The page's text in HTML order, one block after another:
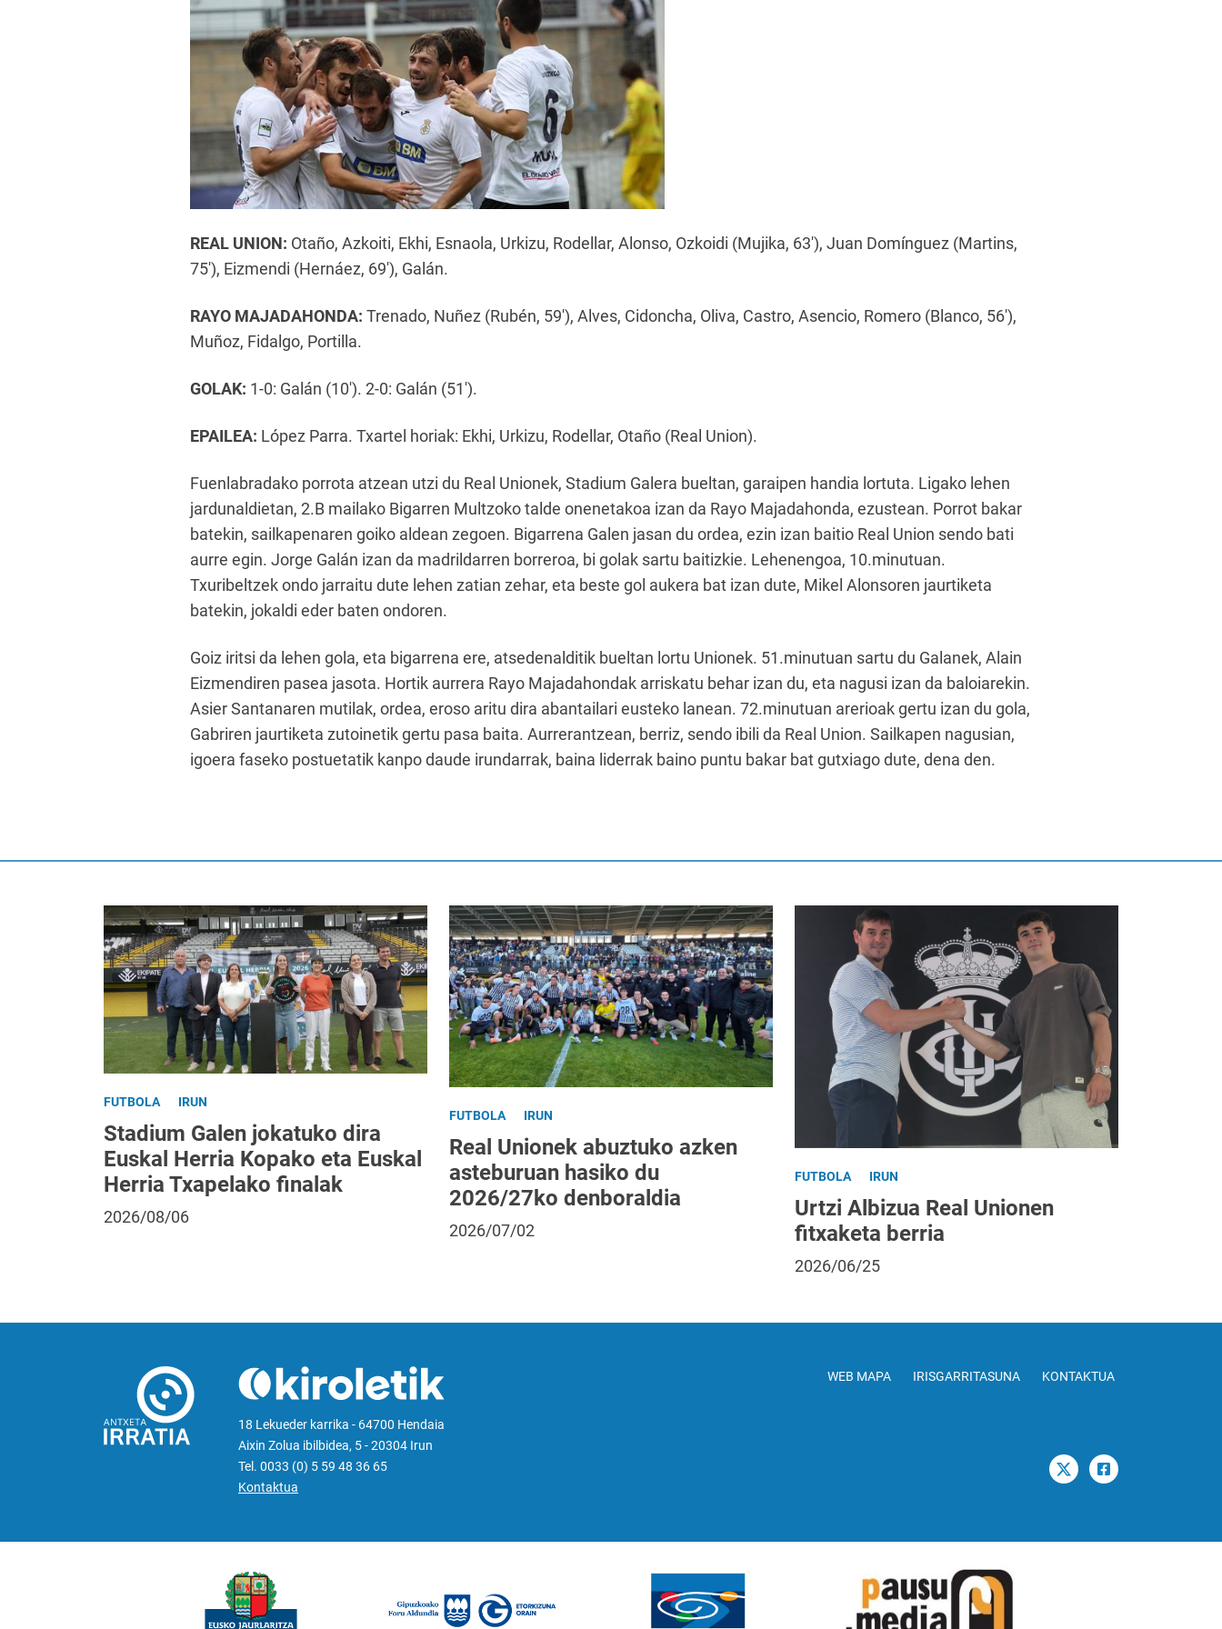
REAL UNION: Otaño, Azkoiti, Ekhi, Esnaola, Urkizu, Rodellar, Alonso, Ozkoidi (Mujika, 63'), Juan Domínguez (Martins,
75'), Eizmendi (Hernáez, 69'), Galán.
RAYO MAJADAHONDA: Trenado, Nuñez (Rubén, 59'), Alves, Cidoncha, Oliva, Castro, Asencio, Romero (Blanco, 56'),
Muñoz, Fidalgo, Portilla.
GOLAK: 1-0: Galán (10'). 2-0: Galán (51').
EPAILEA: López Parra. Txartel horiak: Ekhi, Urkizu, Rodellar, Otaño (Real Union).
Fuenlabradako porrota atzean utzi du Real Unionek, Stadium Galera bueltan, garaipen handia lortuta. Ligako lehen
jardunaldietan, 2.B mailako Bigarren Multzoko talde onenetakoa izan da Rayo Majadahonda, ezustean. Porrot bakar
batekin, sailkapenaren goiko aldean zegoen. Bigarrena Galen jasan du ordea, ezin izan baitio Real Union sendo bati
aurre egin. Jorge Galán izan da madrildarren borreroa, bi golak sartu baitizkie. Lehenengoa, 10.minutuan.
Txuribeltzek ondo jarraitu dute lehen zatian zehar, eta beste gol aukera bat izan dute, Mikel Alonsoren jaurtiketa
batekin, jokaldi eder baten ondoren.
Goiz iritsi da lehen gola, eta bigarrena ere, atsedenalditik bueltan lortu Unionek. 51.minutuan sartu du Galanek, Alain
Eizmendiren pasea jasota. Hortik aurrera Rayo Majadahondak arriskatu behar izan du, eta nagusi izan da baloiarekin.
Asier Santanaren mutilak, ordea, eroso aritu dira abantailari eusteko lanean. 72.minutuan arerioak gertu izan du gola,
Gabriren jaurtiketa zutoinetik gertu pasa baita. Aurrerantzean, berriz, sendo ibili da Real Union. Sailkapen nagusian,
igoera faseko postuetatik kanpo daude irundarrak, baina liderrak baino puntu bakar bat gutxiago dute, dena den.
FUTBOLA IRUN
Stadium Galen jokatuko dira
Euskal Herria Kopako eta Euskal
Herria Txapelako finalak
2026/08/06
FUTBOLA IRUN
Real Unionek abuztuko azken
asteburuan hasiko du
2026/27ko denboraldia
2026/07/02
FUTBOLA IRUN
Urtzi Albizua Real Unionen
fitxaketa berria
2026/06/25
18 Lekueder karrika - 64700 Hendaia
Aixin Zolua ibilbidea, 5 - 20304 Irun
Tel. 0033 (0) 5 59 48 36 65
Kontaktua
WEB MAPA IRISGARRITASUNA KONTAKTUA